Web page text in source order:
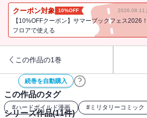
クーポン対象 10%OFF 2026.08.11
【10%OFFクーポン】サマーブックフェス2026
フロアで使える
この作品の1巻
続巻を自動購入
この作品のタグ
#ハードボイルド漫画 # ミリタリーコミック
シリーズ作品(11件)